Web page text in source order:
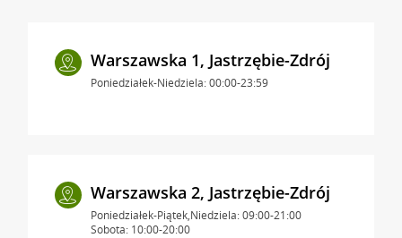
Warszawska 1, Jastrzębie-Zdrój
Poniedziałek-Niedziela: 00:00-23:59
Warszawska 2, Jastrzębie-Zdrój
Poniedziałek-Piątek,Niedziela: 09:00-21:00
Sobota: 10:00-20:00